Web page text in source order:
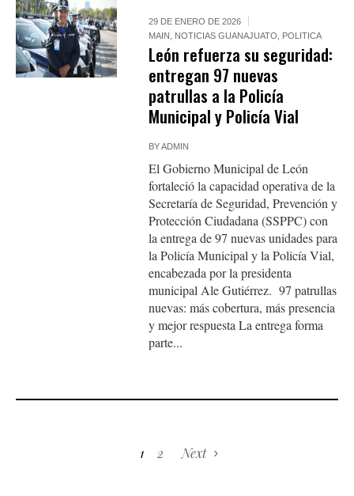
29 DE ENERO DE 2026
MAIN
NOTICIAS GUANAJUATO POLITICA
León refuerza su seguridad:
entregan 97 nuevas
patrullas a la Policía
Municipal y Policía Vial
BYADMIN
El Gobierno Municipal de León
fortaleció la capacidad operativa de la
Secretaría de Seguridad, Prevención y
Protección Ciudadana (SSPPC) con
la entrega de 97 nuevas unidades para
la Policía Municipal y la Policía Vial,
encabezada por la presidenta
municipal Ale Gutiérrez. 97 patrullas
nuevas: más cobertura, más presencia
y mejor respuesta La entrega forma
parte...
1 2 Next